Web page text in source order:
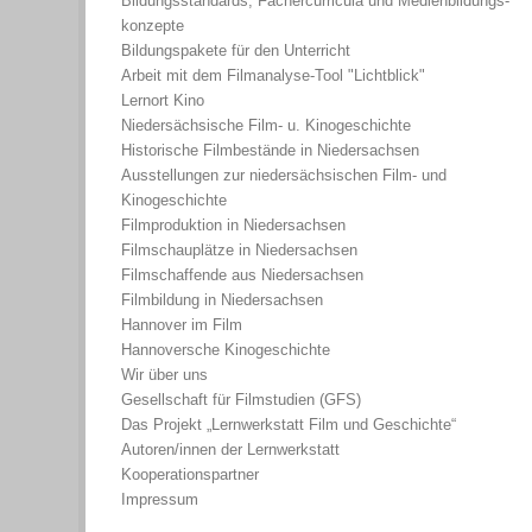
konzepte
Bildungspakete für den Unterricht
Arbeit mit dem Filmanalyse-Tool "Lichtblick"
Lernort Kino
Niedersächsische Film- u. Kinogeschichte
Historische Filmbestände in Niedersachsen
Ausstellungen zur niedersächsischen Film- und
Kinogeschichte
Filmproduktion in Niedersachsen
Filmschauplätze in Niedersachsen
Filmschaffende aus Niedersachsen
Filmbildung in Niedersachsen
Hannover im Film
Hannoversche Kinogeschichte
Wir über uns
Gesellschaft für Filmstudien (GFS)
Das Projekt „Lernwerkstatt Film und Geschichte“
Autoren/innen der Lernwerkstatt
Kooperationspartner
Impressum